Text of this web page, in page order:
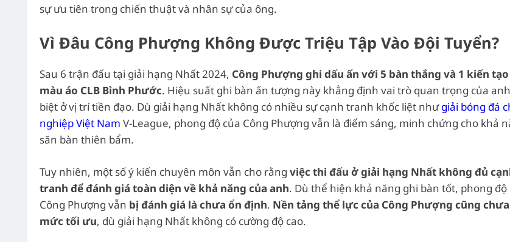
sự ưu tiên trong chiến thuật và nhân sự của ông.
Vì Đâu Công Phượng Không Được Triệu Tập Vào Đội Tuyển?
Sau 6 trận đấu tại giải hạng Nhất 2024, Công Phượng ghi dấu ấn với 5 bàn thắng và 1 kiến
màu áo CLB Bình Phước. Hiệu suất ghi bàn ấn tượng này khẳng định vai trò quan trọng của
biệt ở vị trí tiền đạo. Dù giải hạng Nhất không có nhiều sự cạnh tranh khốc liệt nhưgiải bóng đá
nghiệp Việt Nam V-League, phong độ của Công Phượng vẫn là điểm sáng, minh chứng cho khả
săn bàn thiên bẩm.
Tuy nhiên, một số ý kiến chuyên môn vẫn cho rằng việc thi đấu ở giải hạng Nhất không đủ
tranh để đánh giá toàn diện về khả năng của anh. Dù thể hiện khả năng ghi bàn tốt, phong độ
Công Phượng vẫn bị đánh giá là chưa ổn định. Nền tảng thể lực của Công Phượng cũng
mức tối ưu, dù giải hạng Nhất không có cường độ cao.